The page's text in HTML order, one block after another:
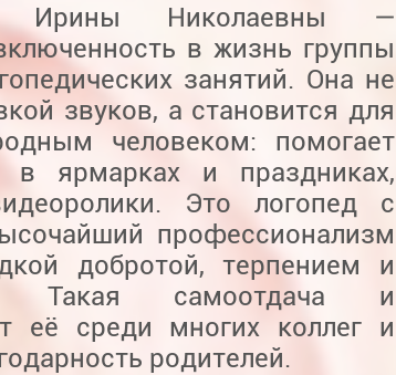
Ирины Николаевны —
в жизнь группы
занятий. Она не
звуков, а становится для
человеком: помогает
в ярмарках и праздниках,
Это логопед с
профессионализм
добротой, терпением и
Такая самоотдача и
её среди многих коллег и
родителей.